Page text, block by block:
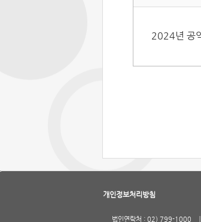
2024년 공
개인정보처리방침
법인연락처 : 02) 799-1000